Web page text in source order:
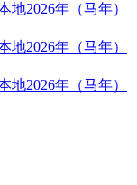
2026年（马年）
2026年（马年）
2026年（马年）